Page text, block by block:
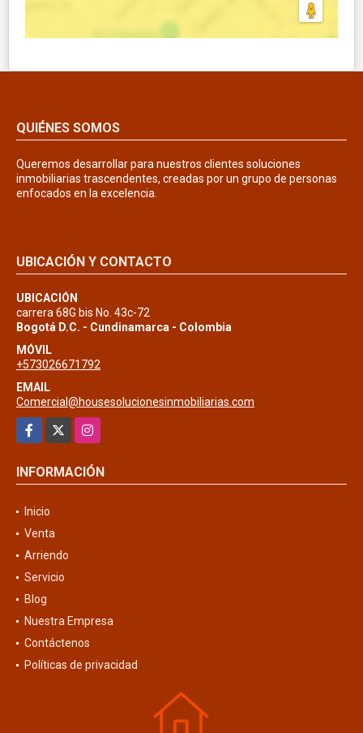
QUIÉNES SOMOS
Queremos desarrollar para nuestros clientes soluciones
inmobiliarias trascendentes, creadas por un grupo de personas
enfocados en la excelencia.
UBICACIÓN Y CONTACTO
UBICACIÓN
carrera 68G bis No. 43c-72
Bogotá D.C. - Cundinamarca - Colombia
MÓVIL
+573026671792
EMAIL
Comercial@housesolucionesinmobiliarias.com
Facebook
Instagram
INFORMACIÓN
Inicio
Venta
Arriendo
Servicio
Blog
Nuestra Empresa
Contáctenos
Políticas de privacidad